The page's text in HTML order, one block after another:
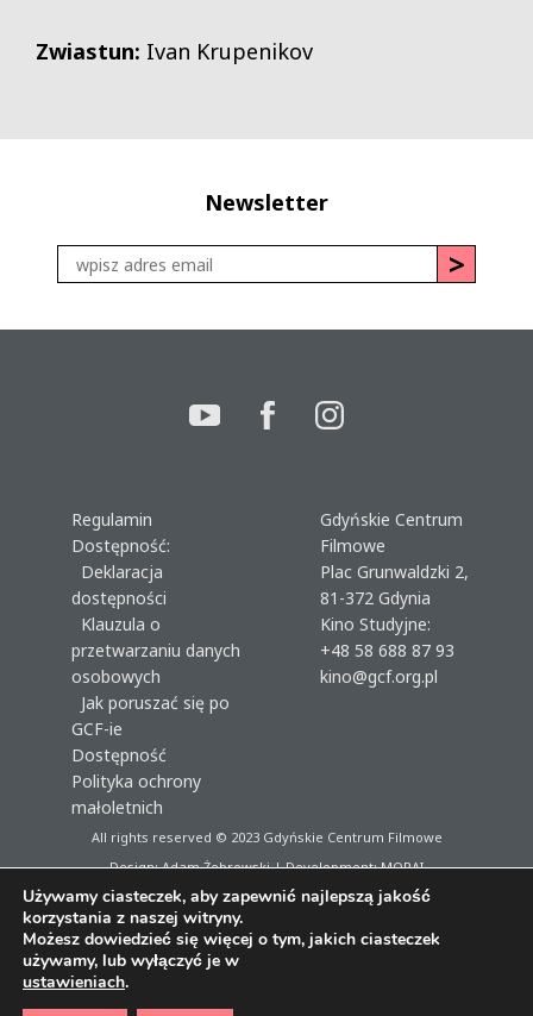
Zwiastun: Ivan Krupenikov
Newsletter
Regulamin
Dostępność:
Deklaracja
dostępności
Klauzula o
przetwarzaniu danych
osobowych
Jak poruszać się po
GCF-ie
Dostępność
Polityka ochrony
małoletnich
Gdyńskie Centrum
Filmowe
Plac Grunwaldzki 2,
81-372 Gdynia
Kino Studyjne:
+48 58 688 87 93
kino@gcf.org.pl
All rights reserved © 2023Gdyńskie Centrum Filmowe
Design: Adam Żebrowski | Development:MORAI
Używamy ciasteczek, aby zapewnić najlepszą jakość
korzystania z naszej witryny.
Możesz dowiedzieć się więcej o tym, jakich ciasteczek
używamy, lub wyłączyć je w
ustawieniach.